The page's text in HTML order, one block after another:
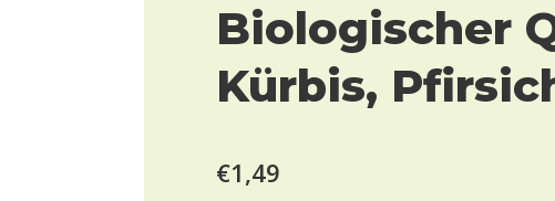
Biologischer
Kürbis,
€1,49